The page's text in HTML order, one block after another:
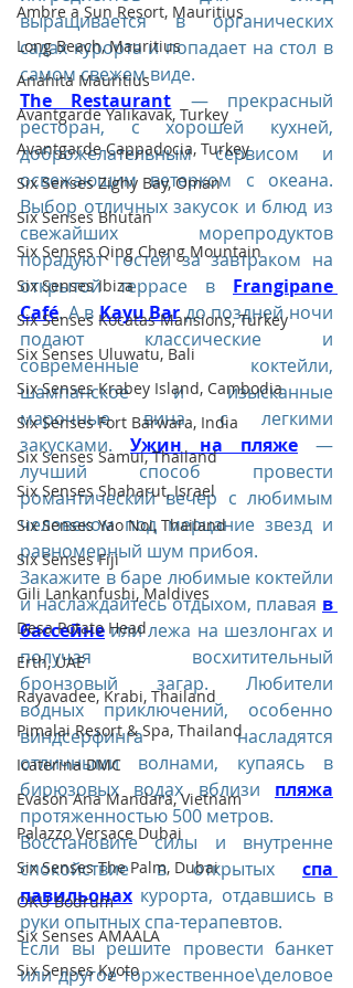
Ambre a Sun Resort, Mauritius
Long Beach, Mauritius
Anahita Mauritius
Avantgarde Yalıkavak, Turkey
Avantgarde Cappadocia, Turkey
Six Senses Zighy Bay, Oman
Six Senses Bhutan
Six Senses Qing Cheng Mountain
Six Senses Ibiza
Six Senses Kocatas Mansions, Turkey
Six Senses Uluwatu, Bali
Six Senses Krabey Island, Cambodia
Six Senses Fort Barwara, India
Six Senses Samui, Thailand
Six Senses Shaharut, Israel
Six Senses Yao Noi, Thailand
Six Senses Fiji
Gili Lankanfushi, Maldives
Desa Potato Head
Erth, UAE
Rayavadee, Krabi, Thailand
Pimalai Resort & Spa, Thailand
Icaterina DMC
Evason Ana Mandara, Vietnam
Palazzo Versace Dubai
Six Senses The Palm, Dubai
OKU Bodrum
Six Senses AMAALA
Six Senses Kyoto
выращивается в органических
садах курорта и попадает на стол в
самом свежем виде.
The Restaurant — прекрасный
ресторан, с хорошей кухней,
доброжелательным сервисом и
освежающим ветерком с океана.
Выбор отличных закусок и блюд из
свежайших морепродуктов
порадуют гостей за завтраком на
открытой террасе в Frangipane
Café. А в Kayu Bar до поздней ночи
подают классические и
современные коктейли,
шампанское и изысканные
марочные вина с легкими
закусками. Ужин на пляже —
лучший способ провести
романтический вечер с любимым
человеком под мерцание звезд и
равномерный шум прибоя.
Закажите в баре любимые коктейли
и наслаждайтесь отдыхом, плавая в
бассейне или лежа на шезлонгах и
получая восхитительный
бронзовый загар. Любители
водных приключений, особенно
виндсерфинга насладятся
отличными волнами, купаясь в
бирюзовых водах вблизи пляжа
протяженностью 500 метров.
Восстановите силы и внутренне
спокойствие в открытых спа
павильонах курорта, отдавшись в
руки опытных спа-терапевтов.
Если вы решите провести банкет
или другое торжественное\деловое